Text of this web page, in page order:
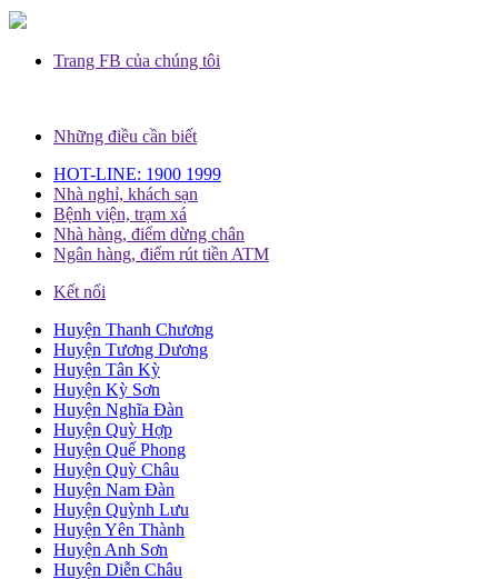
Trang FB của chúng tôi
Những điều cần biết
HOT-LINE: 1900 1999
Nhà nghỉ, khách sạn
Bệnh viện, trạm xá
Nhà hàng, điểm dừng chân
Ngân hàng, điểm rút tiền ATM
Kết nối
Huyện Thanh Chương
Huyện Tương Dương
Huyện Tân Kỳ
Huyện Kỳ Sơn
Huyện Nghĩa Đàn
Huyện Quỳ Hợp
Huyện Quế Phong
Huyện Quỳ Châu
Huyện Nam Đàn
Huyện Quỳnh Lưu
Huyện Yên Thành
Huyện Anh Sơn
Huyện Diễn Châu